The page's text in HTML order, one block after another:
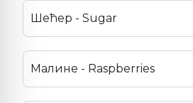
Шећер - Sugar
Малине - Raspberries